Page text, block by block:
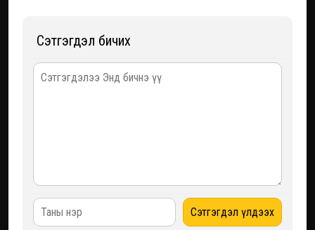
Сэтгэгдэл бичих